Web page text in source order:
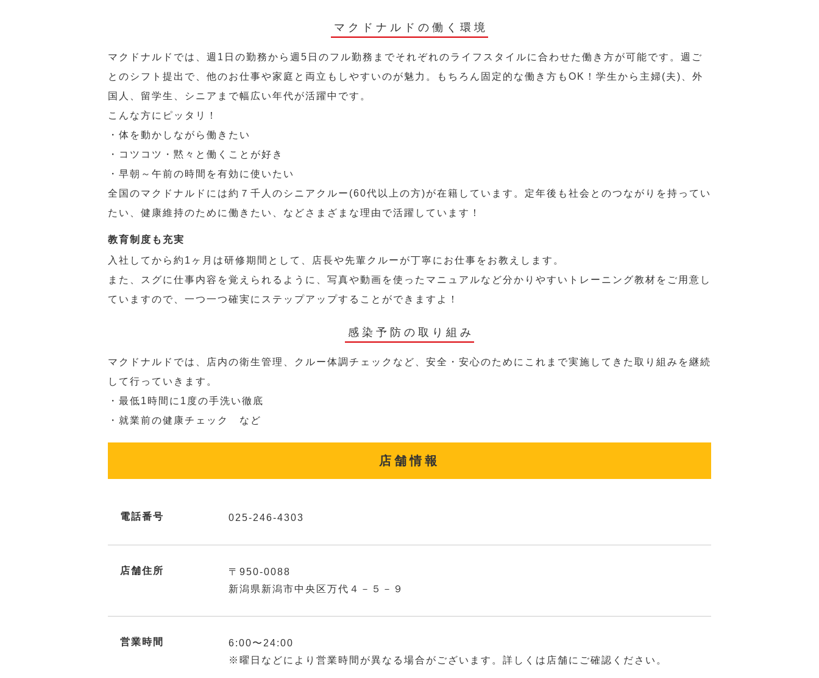
マクドナルドの働く環境
マクドナルドでは、週1日の勤務から週5日のフル勤務までそれぞれのライフスタイルに合わせた働き方が可能です。週ご
とのシフト提出で、他のお仕事や家庭と両立もしやすいのが魅力。もちろん固定的な働き方もOK！学生から主婦(夫)、外
国人、留学生、シニアまで幅広い年代が活躍中です。
こんな方にピッタリ！
・体を動かしながら働きたい
・コツコツ・黙々と働くことが好き
・早朝～午前の時間を有効に使いたい
全国のマクドナルドには約７千人のシニアクルー(60代以上の方)が在籍しています。定年後も社会とのつながりを持ってい
たい、健康維持のために働きたい、などさまざまな理由で活躍しています！
教育制度も充実
入社してから約1ヶ月は研修期間として、店長や先輩クルーが丁寧にお仕事をお教えします。
また、スグに仕事内容を覚えられるように、写真や動画を使ったマニュアルなど分かりやすいトレーニング教材をご用意し
ていますので、一つ一つ確実にステップアップすることができますよ！
感染予防の取り組み
マクドナルドでは、店内の衛生管理、クルー体調チェックなど、安全・安心のためにこれまで実施してきた取り組みを継続
して行っていきます。
・最低1時間に1度の手洗い徹底
・就業前の健康チェック など
店舗情報
電話番号 025-246-4303
店舗住所
〒950-0088
新潟県新潟市中央区万代４－５－９
営業時間
6:00〜24:00
※曜日などにより営業時間が異なる場合がございます。詳しくは店舗にご確認ください。